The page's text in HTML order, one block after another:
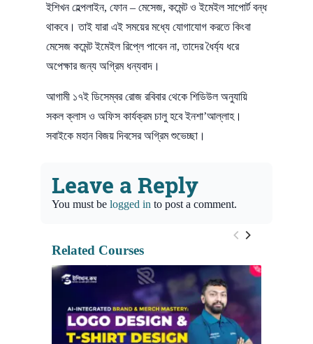
ইশিখন হেল্পলাইন, ফোন – মেসেজ, কমেন্ট ও ইমেইল সাপোর্ট বন্ধ
থাকবে। তাই যারা এই সময়ের মধ্যে যোগাযোগ করতে কিংবা
মেসেজ কমেন্ট ইমেইল রিপ্লে পাবেন না, তাদের ধৈর্য্য ধরে
অপেক্ষার জন্য অগ্রিম ধন্যবাদ।
আগামী ১৭ই ডিসেম্বর রোজ রবিবার থেকে শিডিউল অনুযায়ি
সকল ক্লাস ও অফিস কার্যক্রম চালু হবে ইনশা’আল্লাহ।
সবাইকে মহান বিজয় দিবসের অগ্রিম শুভেচ্ছা।
Leave a Reply
You must be logged in to post a comment.
Related Courses